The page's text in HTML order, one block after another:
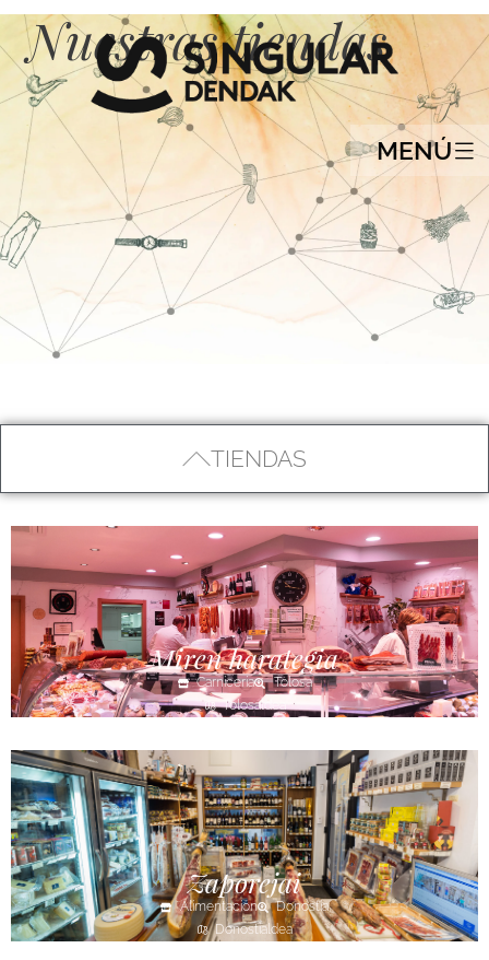
MENÚ
Nuestras tiendas
TIENDAS
Miren harategia
Carnicería
Tolosa
Tolosaldea
Zaporejai
Alimentación
Donostia
Donostialdea